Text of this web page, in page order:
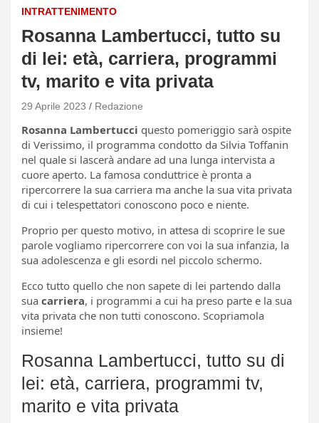
INTRATTENIMENTO
Rosanna Lambertucci, tutto su
di lei: età, carriera, programmi
tv, marito e vita privata
29 Aprile 2023 Redazione
Rosanna Lambertucci questo pomeriggio sarà ospite
di Verissimo, il programma condotto da Silvia Toffanin
nel quale si lascerà andare ad una lunga intervista a
cuore aperto. La famosa conduttrice è pronta a
ripercorrere la sua carriera ma anche la sua vita privata
di cui i telespettatori conoscono poco e niente.
Proprio per questo motivo, in attesa di scoprire le sue
parole vogliamo ripercorrere con voi la sua infanzia, la
sua adolescenza e gli esordi nel piccolo schermo.
Ecco tutto quello che non sapete di lei partendo dalla
sua carriera, i programmi a cui ha preso parte e la sua
vita privata che non tutti conoscono. Scopriamola
insieme!
Rosanna Lambertucci, tutto su di
lei: età, carriera, programmi tv,
marito e vita privata